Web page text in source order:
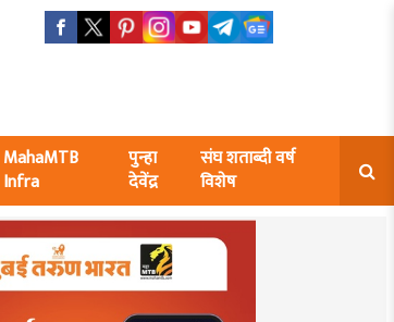
MahaMTB
Infra
पुन्हा
देवेंद्र
संघ शताब्दी वर्ष
विशेष